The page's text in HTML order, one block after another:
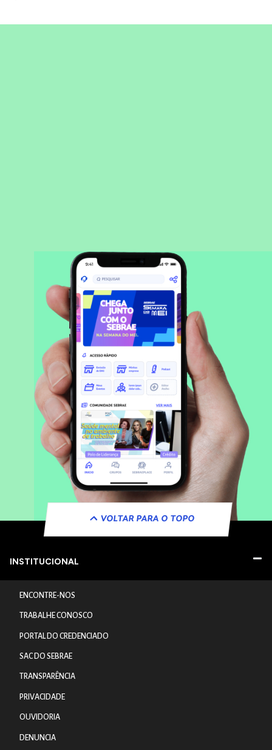
VOLTAR PARA O TOPO
INSTITUCIONAL
ENCONTRE-NOS
TRABALHE CONOSCO
PORTAL DO CREDENCIADO
SAC DO SEBRAE
TRANSPARÊNCIA
PRIVACIDADE
OUVIDORIA
DENUNCIA